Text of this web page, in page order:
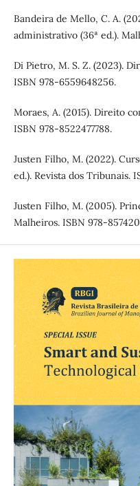
Bandeira de Mello, C. A.
administrativo (36ª ed.).
Di Pietro, M. S. Z. (2023).
ISBN 978-6559648256.
Moraes, A. (2015). Direito
ISBN 978-8522477788.
Justen Filho, M. (2022).
ed.). Revista dos Tribunais.
Justen Filho, M. (2005).
Malheiros. ISBN 978-